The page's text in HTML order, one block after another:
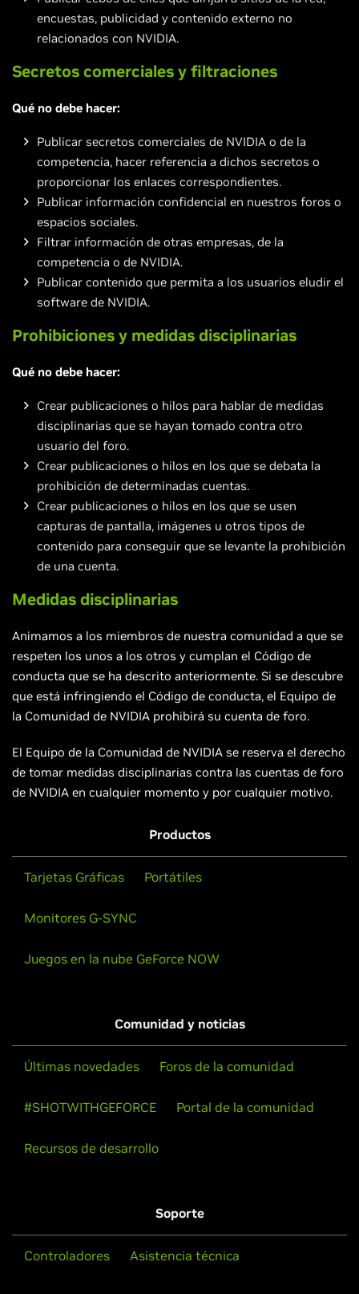
encuestas, publicidad y contenido externo no
relacionados con NVIDIA.
Secretos comerciales y filtraciones
Qué no debe hacer:
Publicar secretos comerciales de NVIDIA o de la
competencia, hacer referencia a dichos secretos o
proporcionar los enlaces correspondientes.
Publicar información confidencial en nuestros foros o
espacios sociales.
Filtrar información de otras empresas, de la
competencia o de NVIDIA.
Publicar contenido que permita a los usuarios eludir el
software de NVIDIA.
Prohibiciones y medidas disciplinarias
Qué no debe hacer:
Crear publicaciones o hilos para hablar de medidas
disciplinarias que se hayan tomado contra otro
usuario del foro.
Crear publicaciones o hilos en los que se debata la
prohibición de determinadas cuentas.
Crear publicaciones o hilos en los que se usen
capturas de pantalla, imágenes u otros tipos de
contenido para conseguir que se levante la prohibición
de una cuenta.
Medidas disciplinarias
Animamos a los miembros de nuestra comunidad a que se
respeten los unos a los otros y cumplan el Código de
conducta que se ha descrito anteriormente. Si se descubre
que está infringiendo el Código de conducta, el Equipo de
la Comunidad de NVIDIA prohibirá su cuenta de foro.
El Equipo de la Comunidad de NVIDIA se reserva el derecho
de tomar medidas disciplinarias contra las cuentas de foro
de NVIDIA en cualquier momento y por cualquier motivo.
Productos
Tarjetas Gráficas Portátiles
Monitores G-SYNC
Juegos en la nube GeForce NOW
Comunidad y noticias
Últimas novedades Foros de la comunidad
#SHOTWITHGEFORCE Portal de la comunidad
Recursos de desarrollo
Soporte
Controladores Asistencia técnica